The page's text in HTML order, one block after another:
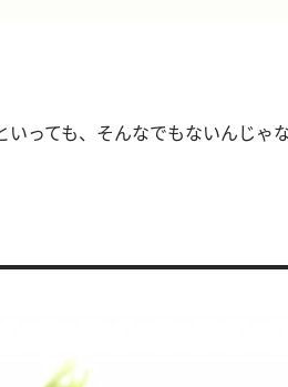
っても、そんなでもないんじゃ